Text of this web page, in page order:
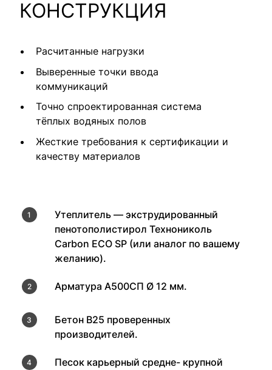
КОНСТРУКЦИЯ
Расчитанные нагрузки
Выверенные точки ввода
коммуникаций
Точно спроектированная система
тёплых водяных полов
Жесткие требования к сертификации и
качеству материалов
Утеплитель — экструдированный
пенотополистирол Технониколь
Carbon ECO SP (или аналог по вашему
желанию).
Арматура А500СП Ø 12 мм.
Бетон В25 проверенных
производителей.
Песок карьерный средне- крупной